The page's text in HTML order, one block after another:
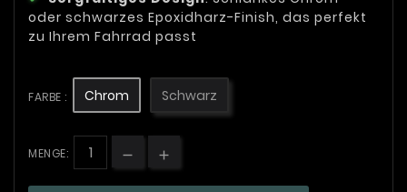
oder schwarzes Epoxidharz-Finish, das perfekt
zu Ihrem Fahrrad passt
FARBE : Chrom Schwarz
MENGE: